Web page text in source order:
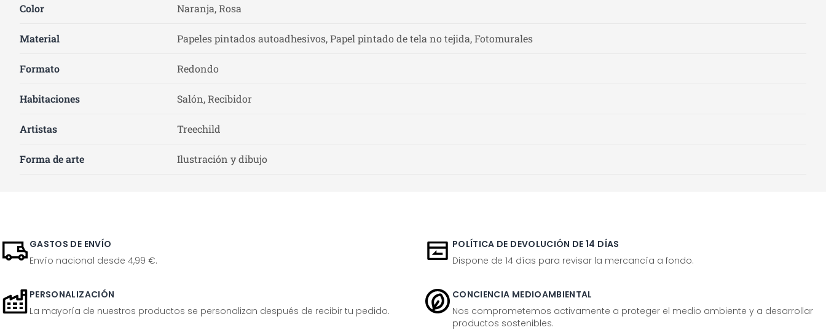
Color Naranja, Rosa
Material Papeles pintados autoadhesivos, Papel pintado de tela no tejida, Fotomurales
Formato Redondo
Habitaciones Salón, Recibidor
Artistas Treechild
Forma de arte Ilustración y dibujo
GASTOS DE ENVÍO
Envío nacional desde 4,99 €.
POLÍTICA DE DEVOLUCIÓN DE 14 DÍAS
Dispone de 14 días para revisar la mercancía a fondo.
PERSONALIZACIÓN
La mayoría de nuestros productos se personalizan después de recibir tu pedido.
CONCIENCIA MEDIOAMBIENTAL
Nos comprometemos activamente a proteger el medio ambiente y a desarrollar
productos sostenibles.